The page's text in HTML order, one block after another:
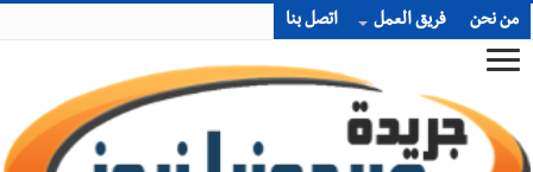
من نحن فريق العمل اتصل بنا